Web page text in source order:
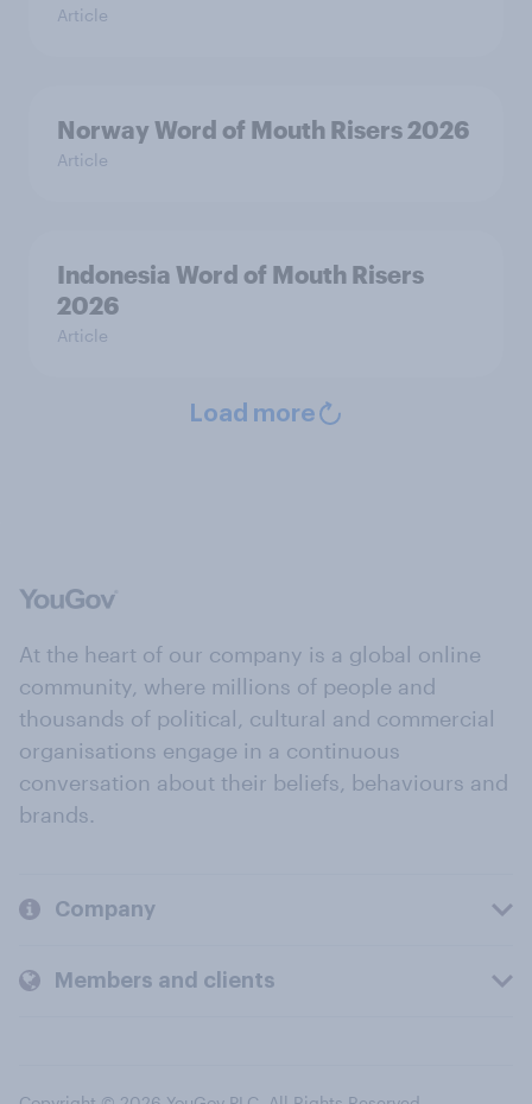
Article
Norway Word of Mouth Risers 2026
Article
Indonesia Word of Mouth Risers
2026
Article
Load more
At the heart of our company is a global online
community, where millions of people and
thousands of political, cultural and commercial
organisations engage in a continuous
conversation about their beliefs, behaviours and
brands.
Company
Members and clients